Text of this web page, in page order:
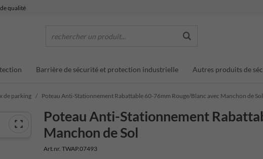
qualité
rechercher un produit...
Barrière de sécurité et protection industrielle Autres produits de
de parking Poteau Anti-Stationnement Rabattable 60-76mm Rouge/Blanc avec Manchon de Sol
Poteau Anti-Stationnement
Manchon de Sol
Art.nr. TWAP.07493